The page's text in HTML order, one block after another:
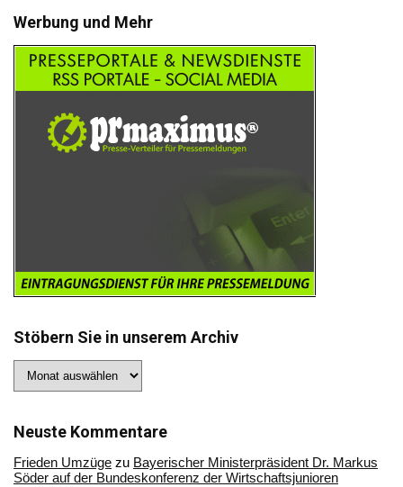
Werbung und Mehr
Stöbern Sie in unserem Archiv
Sie
Archiv
Neuste Kommentare
Frieden Umzüge zu Bayerischer Ministerpräsident Dr. Markus
Söder auf der Bundeskonferenz der Wirtschaftsjunioren